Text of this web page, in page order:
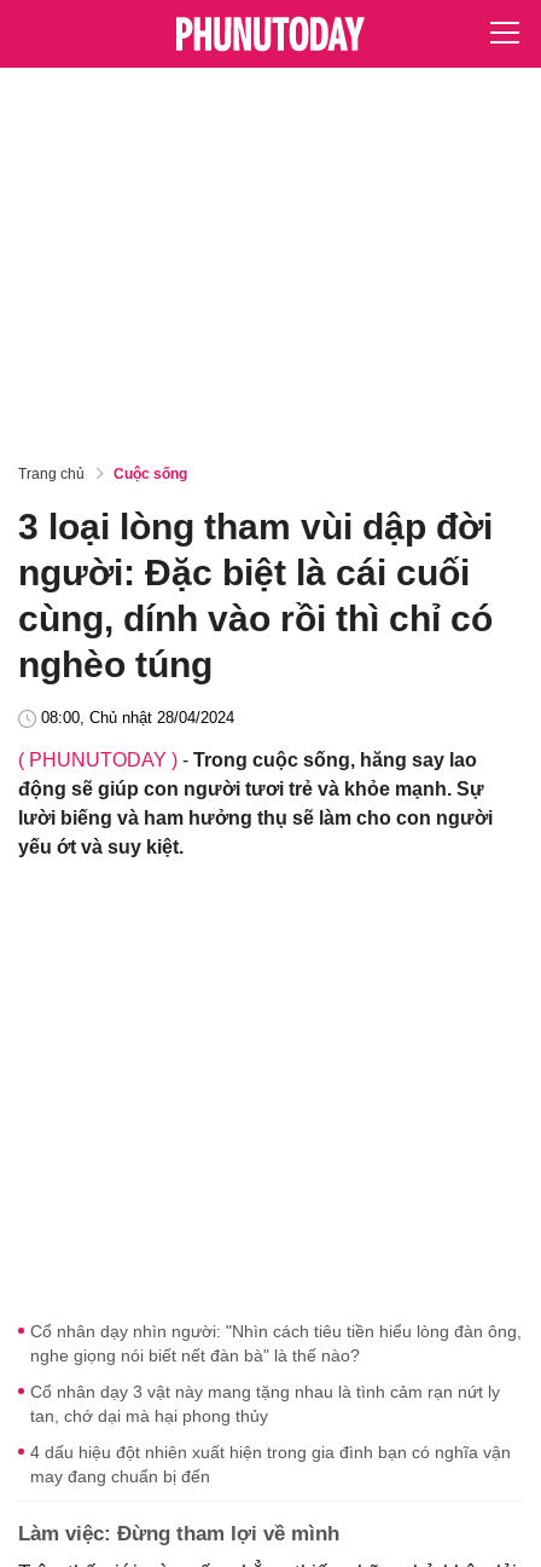
Trang chủ Cuộc sống
3 loại lòng tham vùi dập đời
người: Đặc biệt là cái cuối
cùng, dính vào rồi thì chỉ có
nghèo túng
08:00, Chủ nhật 28/04/2024
( PHUNUTODAY ) - Trong cuộc sống, hăng say lao
động sẽ giúp con người tươi trẻ và khỏe mạnh. Sự
lười biếng và ham hưởng thụ sẽ làm cho con người
yếu ớt và suy kiệt.
Cổ nhân dạy nhìn người: "Nhìn cách tiêu tiền hiểu lòng đàn ông,
nghe giọng nói biết nết đàn bà" là thế nào?
Cổ nhân dạy 3 vật này mang tặng nhau là tình cảm rạn nứt ly
tan, chớ dại mà hại phong thủy
4 dấu hiệu đột nhiên xuất hiện trong gia đình bạn có nghĩa vận
may đang chuẩn bị đến
Làm việc: Đừng tham lợi về mình